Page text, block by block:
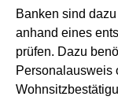
Banken sind
anhand eines
prüfen. Dazu
Personalausweis